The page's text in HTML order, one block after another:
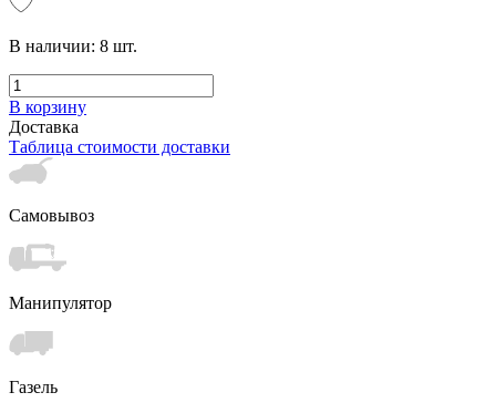
В наличии: 8 шт.
В корзину
Доставка
Таблица стоимости доставки
Самовывоз
Манипулятор
Газель